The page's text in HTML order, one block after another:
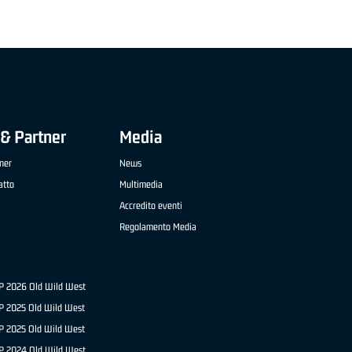
Partner Media
News
Multimedia
Accredito eventi
Regolamento Media
2026 Old Wild West
2025 Old Wild West
2025 Old Wild West